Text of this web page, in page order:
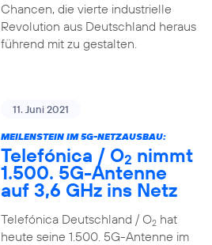
Chancen, die vierte industrielle
Revolution aus Deutschland heraus
führend mit zu gestalten.
11. Juni 2021
MEILENSTEIN IM 5G-NETZAUSBAU:
Telefónica / O2 nimmt
1.500. 5G-Antenne
auf 3,6 GHz ins Netz
Telefónica Deutschland / O2hat
heute seine 1.500. 5G-Antenne im